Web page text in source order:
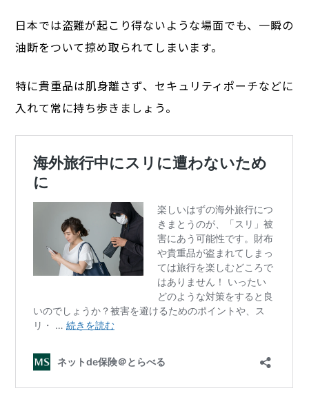
日本では盗難が起こり得ないような場面でも、一瞬の
油断をついて掠め取られてしまいます。
特に貴重品は肌身離さず、セキュリティポーチなどに
入れて常に持ち歩きましょう。